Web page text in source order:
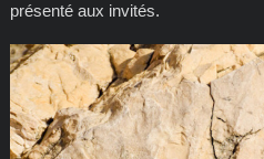
présenté aux invités.